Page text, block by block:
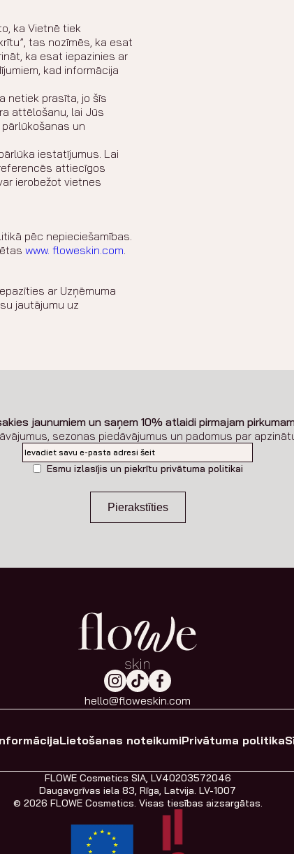
ka Vietnē tiek
tas nozīmēs, ka esat
ka esat iepazinies ar
kad informācija
netiek prasīta, jo šīs
attēlošanu, lai Jūs
un
iestatījumus. Lai
attiecīgos
ierobežot vietnes
pēc nepieciešamības.
www. floweskin.com.
ar Uzņēmuma
jautājumu uz
jaunumiem un saņem 10% atlaidi pirmajam
sezonas piedāvājumus un padomus par
E-
pasts
Piekrišana
Esmu izlasījis un piekrītu privātuma politikai
hello@floweskin.com
Lietošanas noteikumiPrivātuma politika
FLOWE Cosmetics SIA, LV40203572046
Daugavgrīvas iela 83, Rīga, Latvija. LV-1007
© 2026 FLOWE Cosmetics. Visas tiesības aizsargātas.